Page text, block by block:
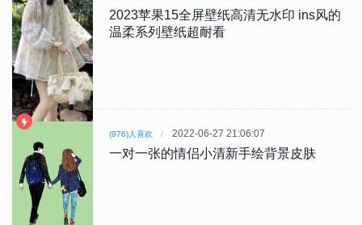
2023苹果15全屏壁纸高清无水印 ins风的
温柔系列壁纸超耐看
(976)人喜欢 2022-06-27 21:06:07
一对一张的情侣小清新手绘背景皮肤